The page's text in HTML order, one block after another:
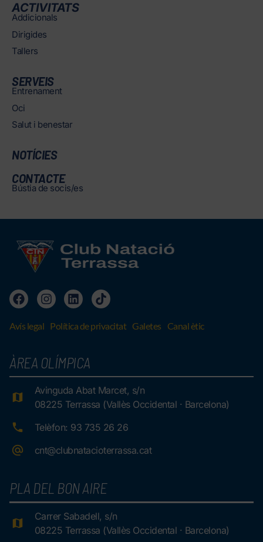
ACTIVITATS
Addicionals
Dirigides
Tallers
SERVEIS
Entrenament
Oci
Salut i benestar
NOTÍCIES
CONTACTE
Bústia de socis/es
Avís legal Política de privacitat Galetes Canal ètic
ÀREA OLÍMPICA
Avinguda Abat Marcet, s/n
08225 Terrassa (Vallès Occidental · Barcelona)
Telèfon: 93 735 26 26
cnt@clubnatacioterrassa.cat
PLA DEL BON AIRE
Carrer Sabadell, s/n
08225 Terrassa (Vallès Occidental · Barcelona)